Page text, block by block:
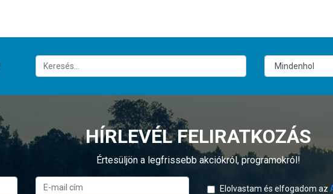
HÍRLEVÉL FELIRATKOZÁS
Értesüljön a legfrissebb akciókról, programokról!
Elolvastam és elfogadom az